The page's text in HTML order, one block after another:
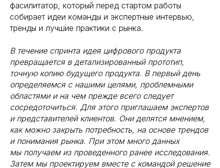
фасилитатор, который перед стартом работы
собирает идеи команды и экспертные интервью,
тренды и лучшие практики с рынка.
В течение спринта идея цифрового продукта
превращается в детализированный прототип,
точную копию будущего продукта. В первый день
определяемся с нашими целями, проблемными
областями и на чем прежде всего следует
сосредоточиться. Для этого приглашаем экспертов
и представителей клиентов. Они делятся мнением,
как можно закрыть потребность, на основе трендов
и понимания рынка. При этом много данных
мы получаем из проведенного ранее исследования.
Затем мы проектируем вместе с командой решение